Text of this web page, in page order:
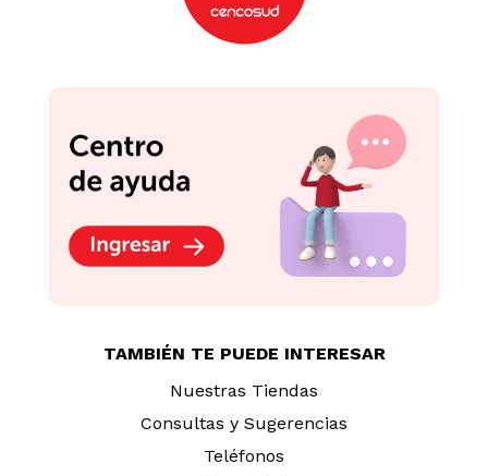
TAMBIÉN TE PUEDE INTERESAR
Nuestras Tiendas
Consultas y Sugerencias
Teléfonos